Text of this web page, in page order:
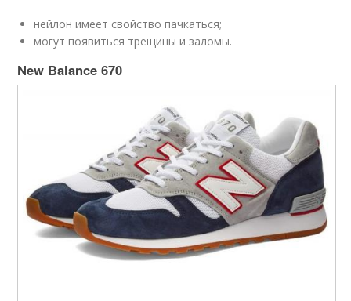
нейлон имеет свойство пачкаться;
могут появиться трещины и заломы.
New Balance 670